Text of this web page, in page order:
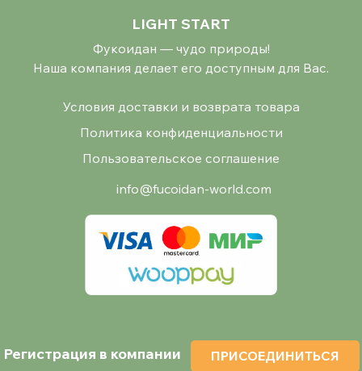
LIGHT START
Фукоидан — чудо природы!
Наша компания делает его доступным для Вас.
Условия доставки и возврата товара
Политика конфиденциальности
Пользовательское соглашение
info@fucoidan-world.com
Регистрация в компании ПРИСОЕДИНИТЬСЯ